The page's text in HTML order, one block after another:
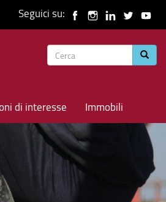
Seguici su:
Form
ricerca
di interesse Immobili